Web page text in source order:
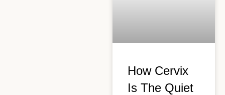
How Cervix
Is The Quiet